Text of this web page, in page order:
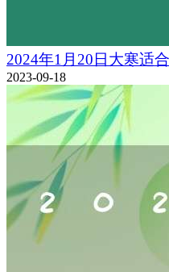
2024年1月20日大寒适
2023-09-18